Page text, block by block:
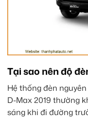
Tại sao nên độ
Hệ thống đèn
D-Max 2019 thường
sáng khi đi đường